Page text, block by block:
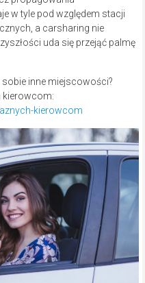
w tyle pod względem stacji
a carsharing nie
uda się przejąć palmę
sobie inne miejscowości?
kierowcom:
kierowcom